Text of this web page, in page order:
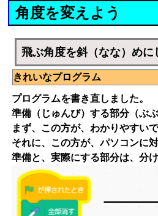
角度を変えよう
飛ぶ角度を斜（なな）めに
きれいなプログラム
プログラムを書き直しました。
準備（じゅんび）する部分（ぶ
まず、この方が、わかりやすいで
それに、この方が、パソコンに
準備と、実際にする部分は、分